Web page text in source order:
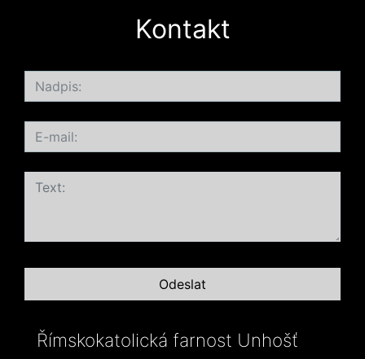
Kontakt
Římskokatolická farnost Unhošť